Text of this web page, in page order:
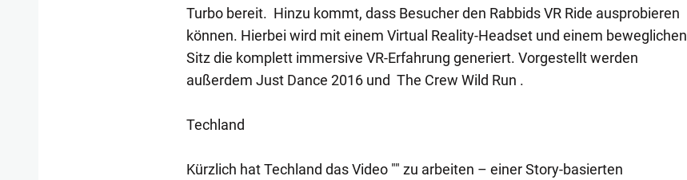
Turbo bereit. Hinzu kommt, dass Besucher den Rabbids VR Ride ausprobieren
können. Hierbei wird mit einem Virtual Reality-Headset und einem beweglichen
Sitz die komplett immersive VR-Erfahrung generiert. Vorgestellt werden
außerdem Just Dance 2016 und The Crew Wild Run .
Techland
Kürzlich hat Techland das Video "" zu arbeiten – einer Story-basierten